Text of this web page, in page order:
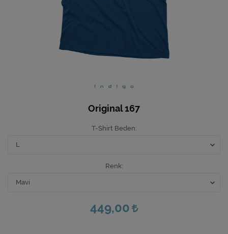
Mutfak
Original 167
T-Shirt Beden
Renk
449,00